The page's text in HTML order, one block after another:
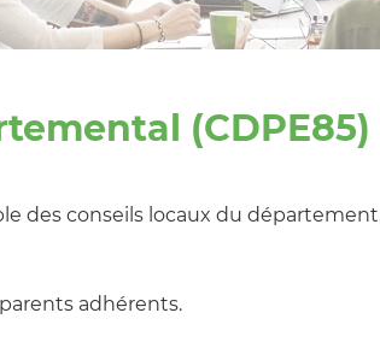
(CDPE85)
des conseils locaux du
adhérents.